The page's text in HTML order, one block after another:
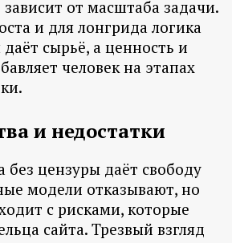
от масштаба задачи.
и для лонгрида логика
сырьё, а ценность и
человек на этапах
и недостатки
без цензуры даёт свободу
модели отказывают, но
с рисками, которые
сайта. Трезвый взгляд